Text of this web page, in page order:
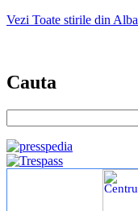
Vezi Toate stirile din Alba
Cauta